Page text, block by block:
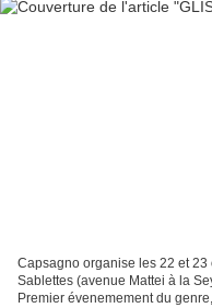
Capsagno organise les 22 et
Sablettes (avenue Mattei à la
Premier évenemement du